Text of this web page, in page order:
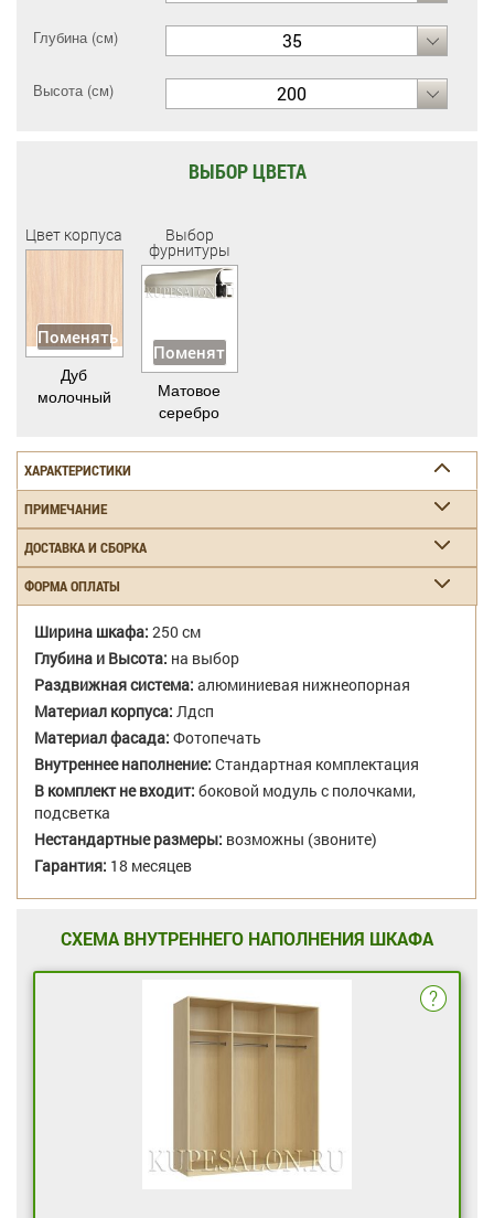
Глубина (см) 35
Высота (см) 200
ВЫБОР ЦВЕТА
Цвет корпуса
Поменять
Дуб
молочный
Выбор
фурнитуры
Поменять
Матовое
серебро
ХАРАКТЕРИСТИКИ
ПРИМЕЧАНИЕ
ДОСТАВКА И СБОРКА
ФОРМА ОПЛАТЫ
Ширина шкафа: 250 см
Глубина и Высота: на выбор
Раздвижная система: алюминиевая нижнеопорная
Материал корпуса: Лдсп
Материал фасада: Фотопечать
Внутреннее наполнение: Стандартная комплектация
В комплект не входит: боковой модуль с полочками,
подсветка
Нестандартные размеры: возможны (звоните)
Гарантия: 18 месяцев
СХЕМА ВНУТРЕННЕГО НАПОЛНЕНИЯ ШКАФА